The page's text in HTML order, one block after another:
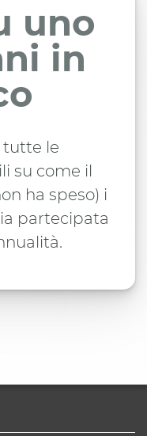
uno
in
tutte le
su come il
ha speso) i
partecipata